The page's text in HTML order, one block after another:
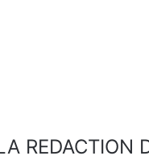
REDACTION